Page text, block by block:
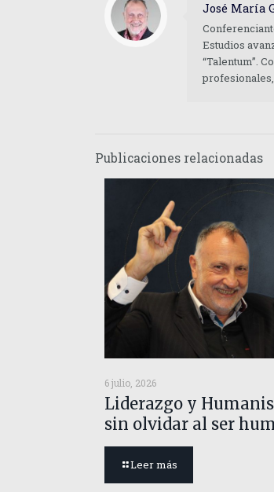
José María
Estudios
“Talentum”.
Publicaciones relacionadas
6 julio, 2026
Liderazgo y
sin olvidar al ser
Leer más